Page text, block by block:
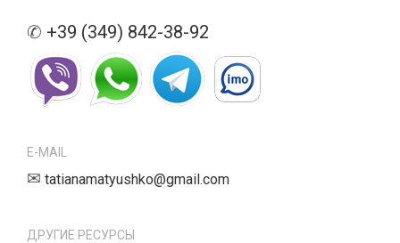
✆ +39 (349) 842-38-92
E-MAIL
✉ tatianamatyushko@gmail.com
ДРУГИЕ РЕСУРСЫ